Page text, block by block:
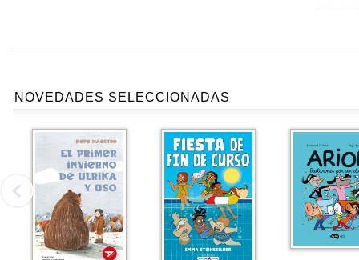
NOVEDADES SELECCIONADAS